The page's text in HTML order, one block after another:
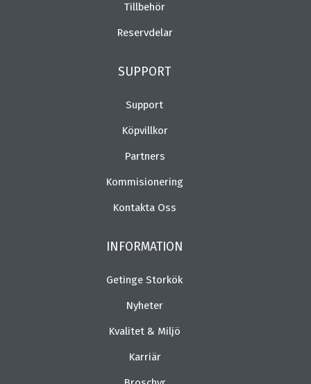
Tillbehör
Reservdelar
SUPPORT
Support
Köpvillkor
Partners
Kommisionering
Kontakta Oss
INFORMATION
Getinge Storkök
Nyheter
Kvalitet & Miljö
Karriär